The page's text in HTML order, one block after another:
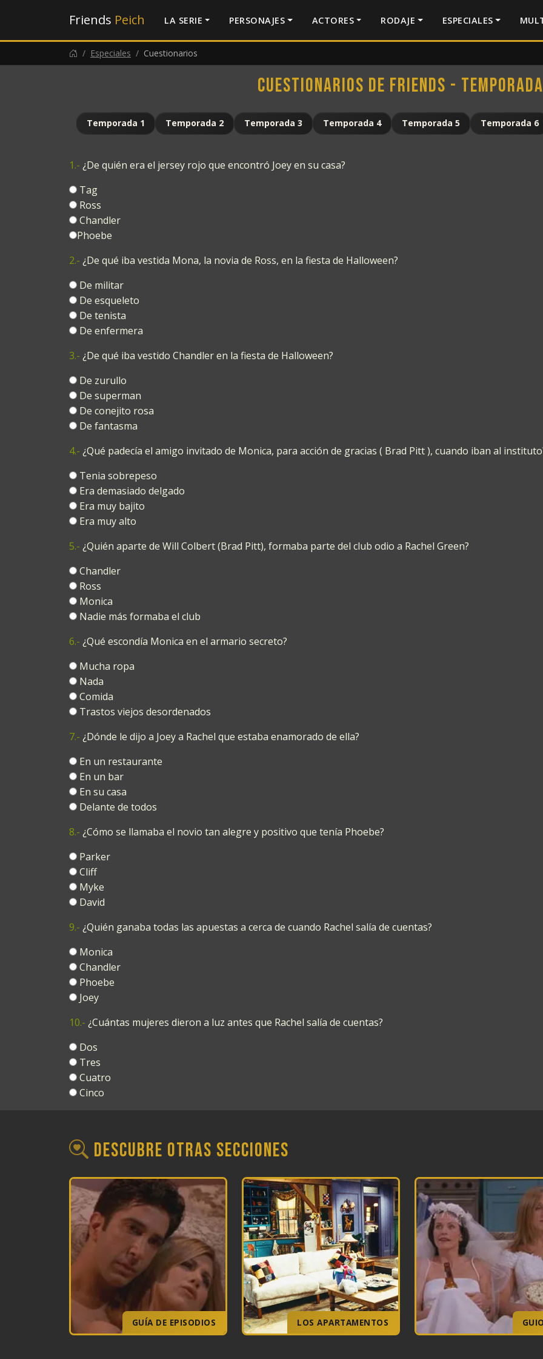
Friends Peich LA SERIE PERSONAJES ACTORES RODAJE ESPECIALES
Especiales Cuestionarios
Cuestionarios de Friends -
Temporada 1 Temporada 2 Temporada 3 Temporada 4 Temporada 5 Temporada 6
1.- ¿De quién era el jersey rojo que encontró Joey en su casa?
Tag
Ross
Chandler
Phoebe
2.- ¿De qué iba vestida Mona, la novia de Ross, en la fiesta de Halloween?
De militar
De esqueleto
De tenista
De enfermera
3.- ¿De qué iba vestido Chandler en la fiesta de Halloween?
De zurullo
De superman
De conejito rosa
De fantasma
4.- ¿Qué padecía el amigo invitado de Monica, para acción de gracias ( Brad Pitt ), cuando iban al
Tenia sobrepeso
Era demasiado delgado
Era muy bajito
Era muy alto
5.- ¿Quién aparte de Will Colbert (Brad Pitt), formaba parte del club odio a Rachel Green?
Chandler
Ross
Monica
Nadie más formaba el club
6.- ¿Qué escondía Monica en el armario secreto?
Mucha ropa
Nada
Comida
Trastos viejos desordenados
7.- ¿Dónde le dijo a Joey a Rachel que estaba enamorado de ella?
En un restaurante
En un bar
En su casa
Delante de todos
8.- ¿Cómo se llamaba el novio tan alegre y positivo que tenía Phoebe?
Parker
Cliff
Myke
David
9.- ¿Quién ganaba todas las apuestas a cerca de cuando Rachel salía de cuentas?
Monica
Chandler
Phoebe
Joey
10.- ¿Cuántas mujeres dieron a luz antes que Rachel salía de cuentas?
Dos
Tres
Cuatro
Cinco
Descubre otras secciones
GUÍA DE EPISODIOS LOS APARTAMENTOS